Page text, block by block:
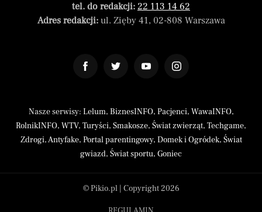
tel. do redakcji: 22 113 14 62
Adres redakcji:ul. Zięby 41, 02-808 Warszawa
Nasze serwisy: Lelum, BiznesINFO, Pacjenci, WawaINFO,
RolnikINFO, WTV, Turyści, Smakosze, Świat zwierząt, Techgame,
Zdrogi,Antyfake, Portal parentingowy, Domek i Ogródek, Świat
gwiazd, Świat sportu, Goniec
© Pikio.pl | Copyright 2026